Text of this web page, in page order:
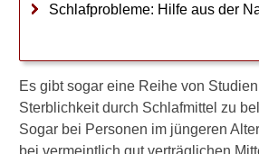
Schlafprobleme: Hilfe aus der
Es gibt sogar eine Reihe von
Sterblichkeit durch Schlafmittel zu
Sogar bei Personen im jüngeren
bei vermeintlich gut verträglichen
n
i
c
h